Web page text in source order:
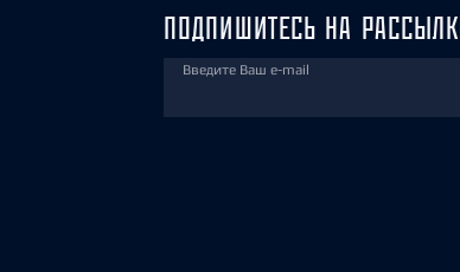
ПОДПИШИТЕСЬ НА
Введите Ваш e-mail